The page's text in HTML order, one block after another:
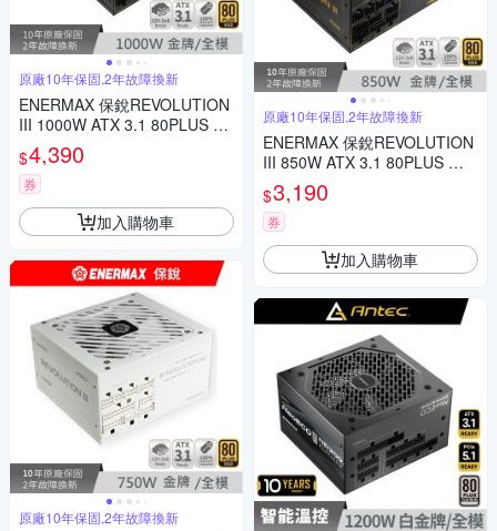
原廠10年保固,2年故障換新
ENERMAX 保銳REVOLUTION
III 1000W ATX 3.1 80PLUS 金
牌 電源供應器
$4,390
券
加入購物車
原廠10年保固,2年故障換新
原廠10年保固,2年故障換新
ENERMAX 保銳REVOLUTION
III 850W ATX 3.1 80PLUS 金
牌 電源供應器
$3,190
券
加入購物車